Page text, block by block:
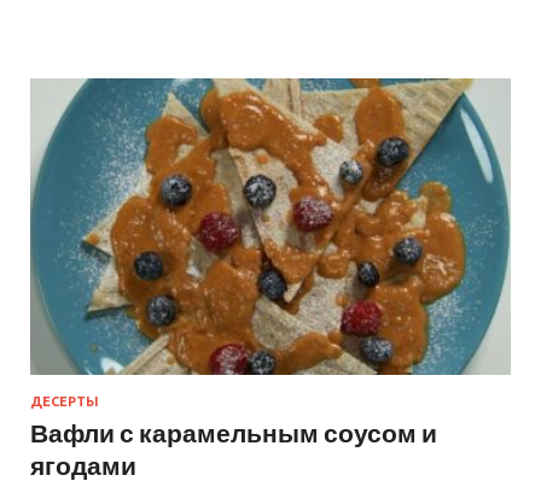
ДЕСЕРТЫ
Вафли с карамельным соусом и
ягодами